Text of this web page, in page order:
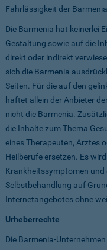
Fahrlässigkeit der
Die Barmenia hat keinerlei
Gestaltung sowie auf die
direkt oder indirekt
sich die Barmenia
Seiten. Für die auf den
haftet allein der Anbieter
nicht die Barmenia.
die Inhalte zum Thema
eines Therapeuten, Arztes
Heilberufe ersetzen. Es
Krankheitssymptomen und
Selbstbehandlung auf
Internetangebotes ohne
Urheberrechte
Die Barmenia-